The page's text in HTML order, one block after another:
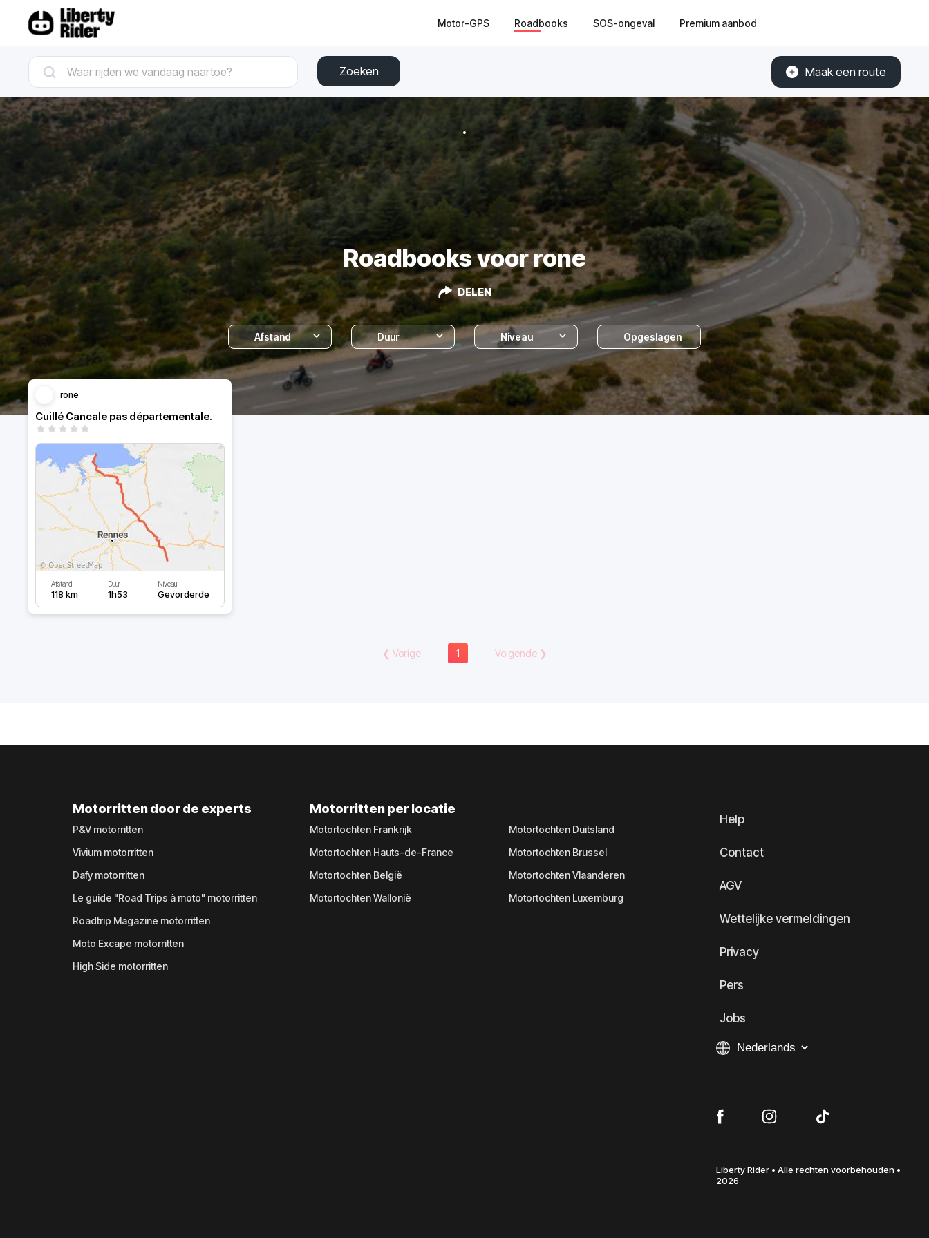
Motor-GPS Roadbooks SOS-ongeval Premium aanbod
Zoeken Maak een route
Roadbooks voor rone
DELEN
Afstand Duur Niveau Opgeslagen
rone
Cuillé Cancale pas départementale.
Afstand
118 km
Duur
1h53
Niveau
Gevorderde
❮ Vorige 1 Volgende❯
Motorritten door de experts
P&V motorritten
Vivium motorritten
Dafy motorritten
Le guide "Road Trips à moto" motorritten
Roadtrip Magazine motorritten
Moto Excape motorritten
High Side motorritten
Motorritten per locatie
Motortochten Frankrijk
Motortochten Hauts-de-France
Motortochten België
Motortochten Wallonië
Motortochten Duitsland
Motortochten Brussel
Motortochten Vlaanderen
Motortochten Luxemburg
Help
Contact
AGV
Wettelijke vermeldingen
Privacy
Pers
Jobs
Liberty Rider • Alle rechten voorbehouden •
2026